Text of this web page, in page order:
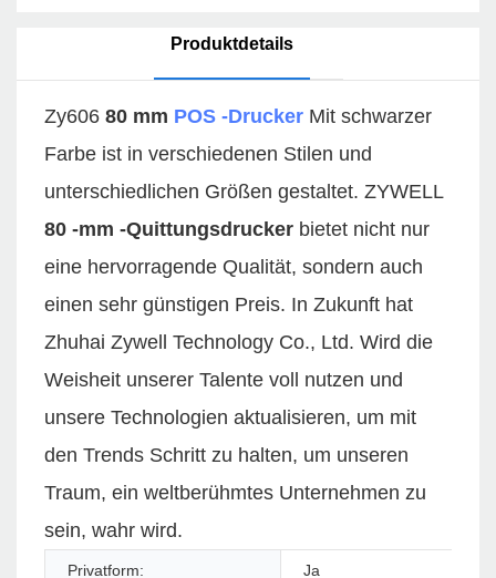
Produktdetails
Zy606 80 mm POS -Drucker Mit schwarzer
Farbe ist in verschiedenen Stilen und
unterschiedlichen Größen gestaltet. ZYWELL
80 -mm -Quittungsdrucker bietet nicht nur
eine hervorragende Qualität, sondern auch
einen sehr günstigen Preis. In Zukunft hat
Zhuhai Zywell Technology Co., Ltd. Wird die
Weisheit unserer Talente voll nutzen und
unsere Technologien aktualisieren, um mit
den Trends Schritt zu halten, um unseren
Traum, ein weltberühmtes Unternehmen zu
sein, wahr wird.
Privatform: Ja